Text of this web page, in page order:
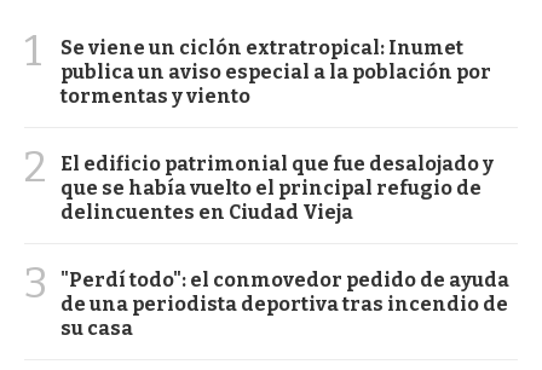
1
Se viene un ciclón extratropical: Inumet
publica un aviso especial a la población por
tormentas y viento
2
El edificio patrimonial que fue desalojado y
que se había vuelto el principal refugio de
delincuentes en Ciudad Vieja
3
"Perdí todo": el conmovedor pedido de ayuda
de una periodista deportiva tras incendio de
su casa